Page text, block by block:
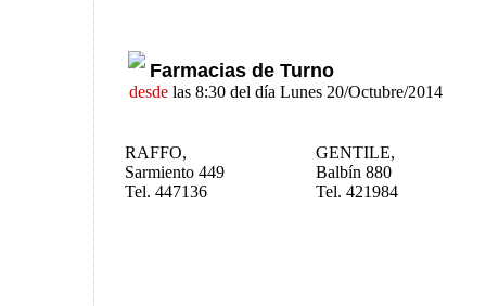
Farmacias de Turno
desde las 8:30 del día Lunes 20/Octubre/2014
RAFFO,
Sarmiento 449
Tel. 447136
GENTILE,
Balbín 880
Tel. 421984